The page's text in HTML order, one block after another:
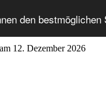
den
12. Dezember 2026